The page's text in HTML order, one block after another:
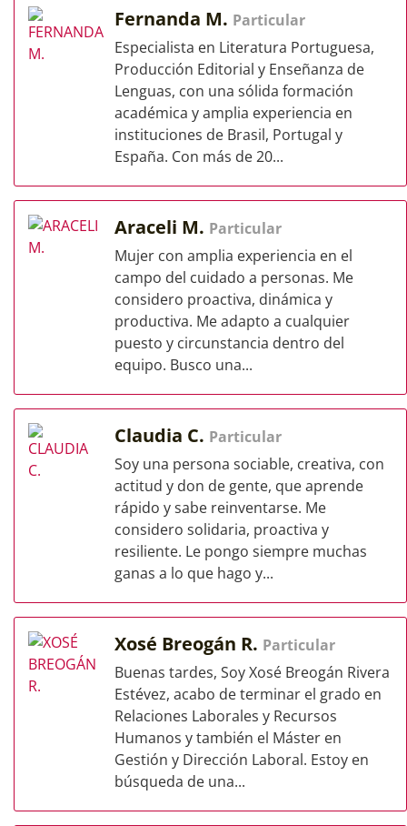
Fernanda M. Particular
Especialista en Literatura Portuguesa,
Producción Editorial y Enseñanza de
Lenguas, con una sólida formación
académica y amplia experiencia en
instituciones de Brasil, Portugal y
España. Con más de 20...
Araceli M. Particular
Mujer con amplia experiencia en el
campo del cuidado a personas. Me
considero proactiva, dinámica y
productiva. Me adapto a cualquier
puesto y circunstancia dentro del
equipo. Busco una...
Claudia C. Particular
Soy una persona sociable, creativa, con
actitud y don de gente, que aprende
rápido y sabe reinventarse. Me
considero solidaria, proactiva y
resiliente. Le pongo siempre muchas
ganas a lo que hago y...
Xosé Breogán R. Particular
Buenas tardes, Soy Xosé Breogán Rivera
Estévez, acabo de terminar el grado en
Relaciones Laborales y Recursos
Humanos y también el Máster en
Gestión y Dirección Laboral. Estoy en
búsqueda de una...